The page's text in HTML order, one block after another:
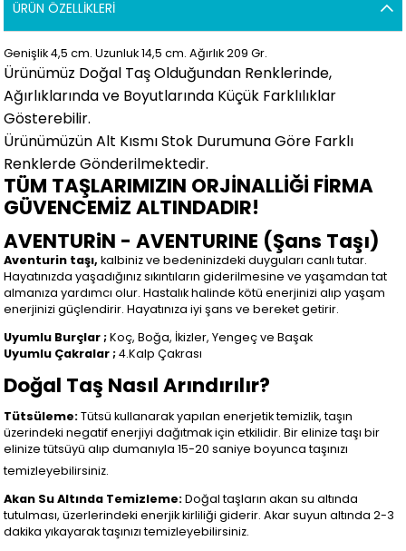
ÜRÜN ÖZELLIKLERI
Genişlik 4,5 cm. Uzunluk 14,5 cm. Ağırlık 209 Gr.
Ürünümüz Doğal Taş Olduğundan Renklerinde,
Ağırlıklarında ve Boyutlarında Küçük Farklılıklar
Gösterebilir.
Ürünümüzün Alt Kısmı Stok Durumuna Göre Farklı
Renklerde Gönderilmektedir.
TÜM TAŞLARIMIZIN ORJİNALLİĞİ FİRMA
GÜVENCEMİZ ALTINDADIR!
AVENTURiN - AVENTURINE (Şans Taşı)
Aventurin taşı,kalbiniz ve bedeninizdeki duyguları canlı tutar.
Hayatınızda yaşadığınız sıkıntıların giderilmesine ve yaşamdan tat
almanıza yardımcı olur. Hastalık halinde kötü enerjinizi alıp yaşam
enerjinizi güçlendirir. Hayatınıza iyi şans ve bereket getirir.
Uyumlu Burçlar ;Koç, Boğa, İkizler, Yengeç ve Başak
Uyumlu Çakralar ;4.Kalp Çakrası
Doğal Taş Nasıl Arındırılır?
Tütsüleme:Tütsü kullanarak yapılan enerjetik temizlik, taşın
üzerindeki negatif enerjiyi dağıtmak için etkilidir. Bir elinize taşı bir
elinize tütsüyü alıp dumanıyla 15-20 saniye boyunca taşınızı
temizleyebilirsiniz.
Akan Su Altında Temizleme:Doğal taşların akan su altında
tutulması, üzerlerindeki enerjik kirliliği giderir. Akar suyun altında 2-3
dakika yıkayarak taşınızı temizleyebilirsiniz.